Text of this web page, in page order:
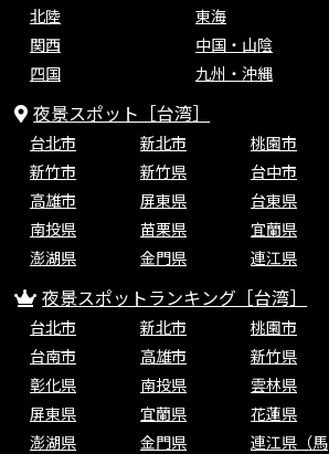
北陸
東海
関西
中国・山陰
四国
九州・沖縄
夜景スポット［台湾］
台北市 新北市 桃園市
新竹市
新竹県 台中市
高雄市
屏東県 台東県
南投県
苗栗県 宜蘭県
澎湖県
金門県 連江県
夜景スポットランキング［台湾］
台北市 新北市 桃園市
台南市
高雄市 新竹県
彰化県
南投県 雲林県
屏東県
宜蘭県 花蓮県
澎湖県
金門県
連江県（馬